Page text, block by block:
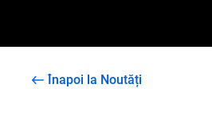
Înapoi la Noutăți